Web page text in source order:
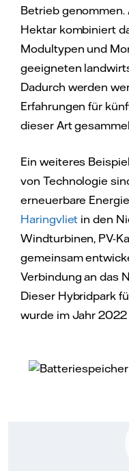
Betrieb genommen.
Hektar kombiniert
Modultypen und
geeigneten
Dadurch werden
Erfahrungen für
dieser Art
Ein weiteres
von Technologie
erneuerbare
Haringvliet in den
Windturbinen, PV-
gemeinsam
Verbindung an das
Dieser Hybridpark
wurde im Jahr